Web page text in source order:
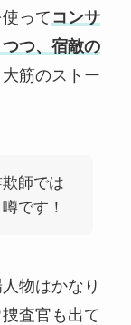
って コンサ
つ、宿敵の
大筋のストー
師では
です！
物はかなり
査官も出て